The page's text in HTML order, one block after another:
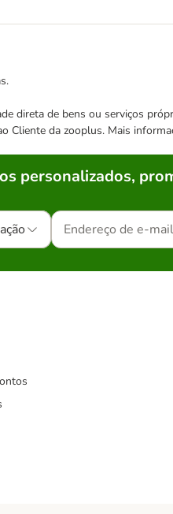
direta de bens ou serviços
Cliente da zooplus. Mais
personalizados,